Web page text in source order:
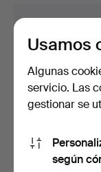
seleccionado
Revólver de
estadounidense,
Usamos
Algunas
servicio. Las
gestionar se
según